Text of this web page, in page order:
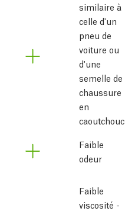
similaire à
celle d'un
pneu de
voiture ou
d'une
semelle de
chaussure
en
caoutchouc
Faible
odeur
Faible
viscosité -